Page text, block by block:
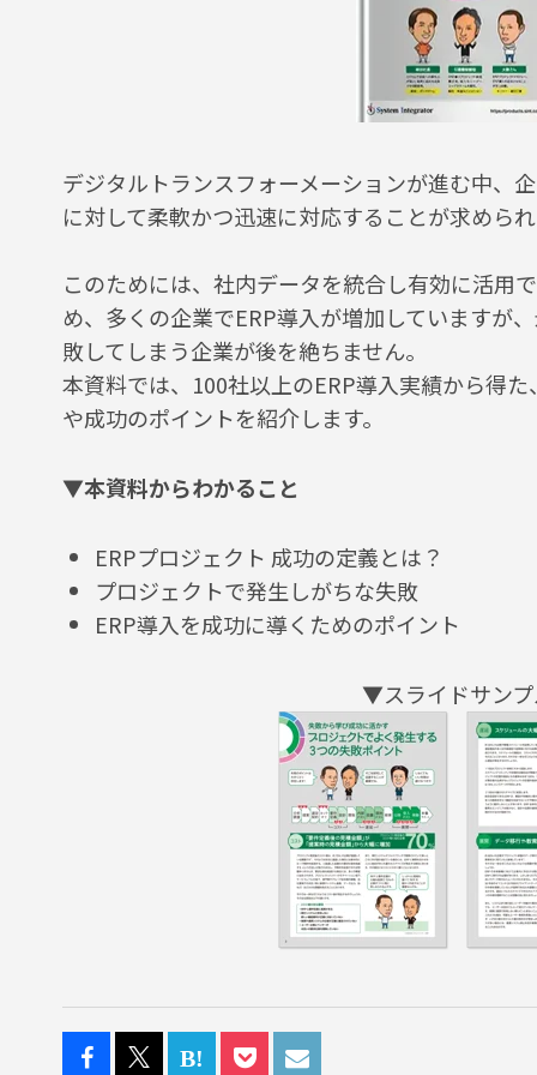
デジタルトランスフォーメーションが進む中、
に対して柔軟かつ迅速に対応することが求めら
このためには、社内データを統合し有効に活用
め、多くの企業でERP導入が増加していますが
敗してしまう企業が後を絶ちません。
本資料では、100社以上のERP導入実績から得
や成功のポイントを紹介します。
▼本資料からわかること
ERPプロジェクト 成功の定義とは？
プロジェクトで発生しがちな失敗
ERP導入を成功に導くためのポイント
▼スライドサン